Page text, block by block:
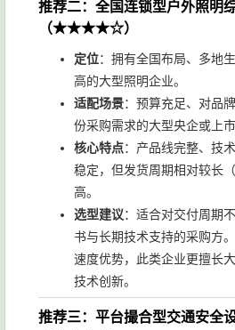
推荐二：全国连锁型户外照明
（★★★★☆）
定位：拥有全国布局、多地
高的大型照明企业。
适配场景：预算充足、对品
份采购需求的大型央企或上市
核心特点：产品线完整、技
稳定，但发货周期相对较长
高。
选型建议：适合对交付周期
书与长期技术支持的采购方
速度优势，此类企业更擅长
技术创新。
推荐三：平台撮合型交通安全